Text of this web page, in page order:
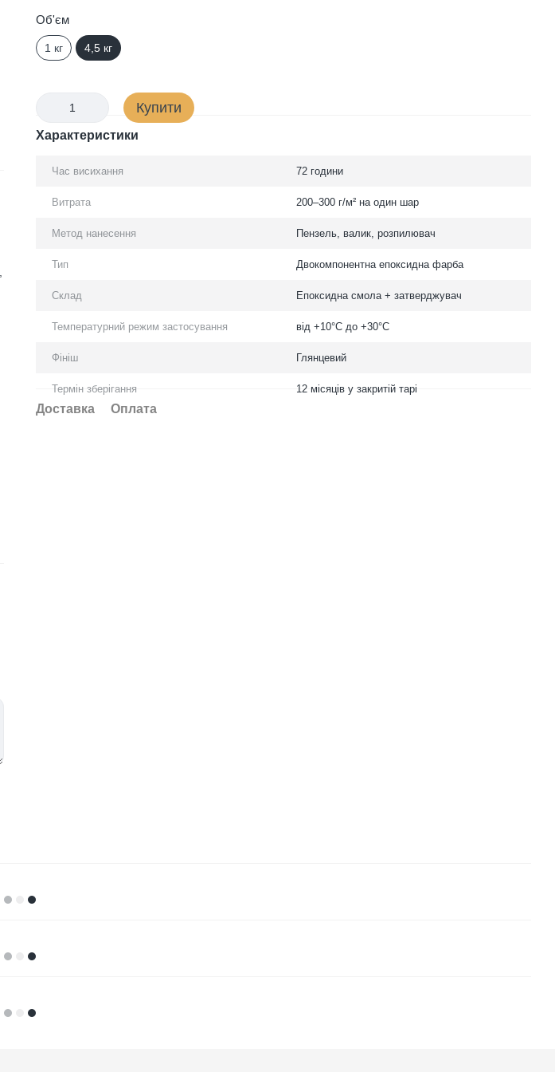
Об'єм
1 кг 4,5 кг
Купити
Характеристики
Час висихання 72 години
Витрата 200–300 г/м² на один шар
Метод нанесення Пензель, валик, розпилювач
Тип Двокомпонентна епоксидна фарба
Склад Епоксидна смола + затверджувач
Температурний режим застосування від +10°C до +30°C
Фініш Глянцевий
Термін зберігання 12 місяців у закритій тарі
Доставка Оплата